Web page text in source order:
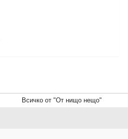
Всичко от "От нищо нещо"